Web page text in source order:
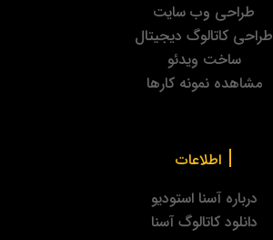
طراحی وب سایت
طراحی کاتالوگ دیجیتال
ساخت ویدئو
مشاهده نمونه کارها
|اطلاعات
درباره آسنا استودیو
دانلود کاتالوگ آسنا